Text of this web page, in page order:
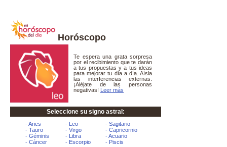
Horóscopo